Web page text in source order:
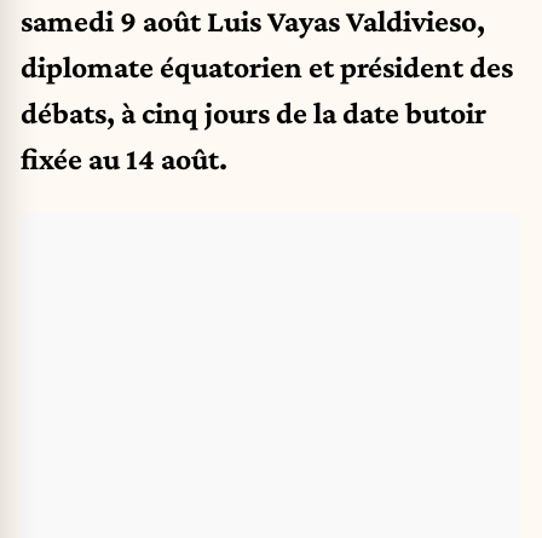
samedi 9 août Luis Vayas Valdivieso,
diplomate équatorien et président des
débats, à cinq jours de la date butoir
fixée au 14 août.